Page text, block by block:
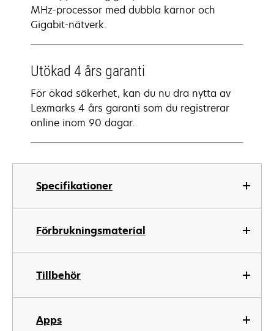
Specifikationer
Förbrukningsmaterial
Tillbehör
Apps
MHz-processor med dubbla kärnor och
Gigabit-nätverk.
Utökad 4 års garanti
För ökad säkerhet, kan du nu dra nytta av
Lexmarks 4 års garanti som du registrerar
online inom 90 dagar.